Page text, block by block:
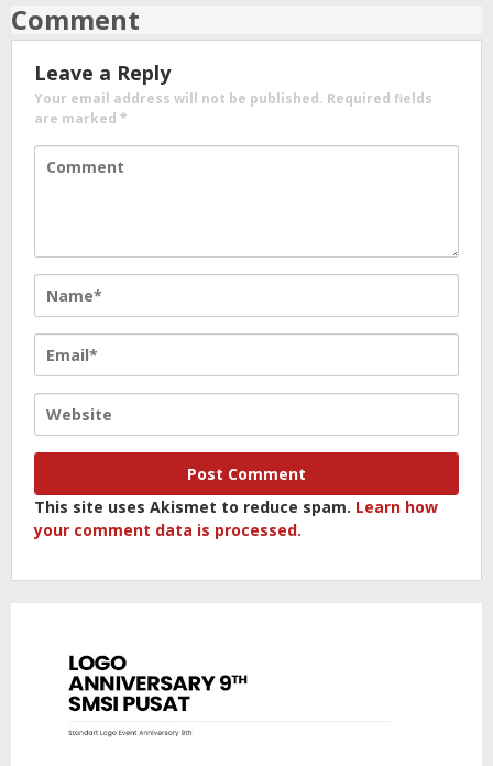
Comment
Leave a Reply
Your email address will not be published. Required fields
are marked *
This site uses Akismet to reduce spam. Learn how
your comment data is processed.